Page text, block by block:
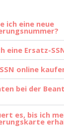
ich eine neue
eine Ersatz-
online
bei der
es, bis ich